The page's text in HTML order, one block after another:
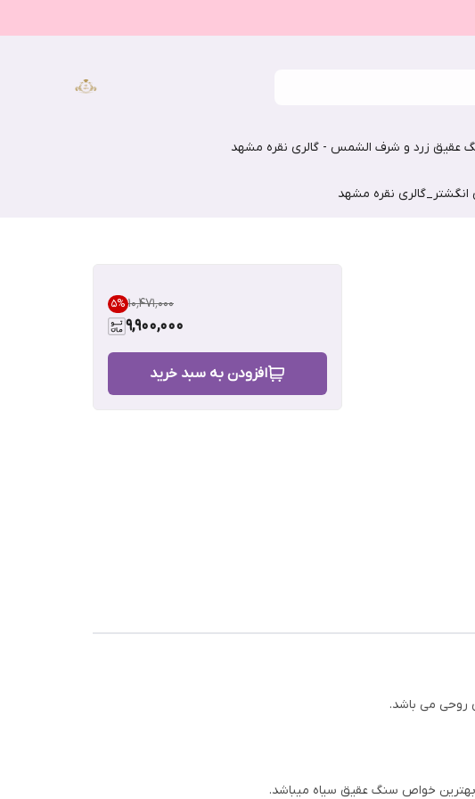
عقیق زرد و شرف الشمس - گالری نقره مشهد
انگشتر_گالری نقره مشهد
۱۰٬۴۷۱٬۰۰۰ 5%
9,900,000
افزودن به سبد خرید